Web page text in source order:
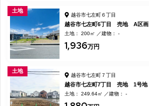
土地
越谷市七左町６丁目
越谷市七左町6丁目 売地 A区画
土地： 200㎡ 建物： -
1,936万円
土地
越谷市七左町７丁目
越谷市七左町7丁目 売地 1号地
土地： 249.64㎡ 建物： -